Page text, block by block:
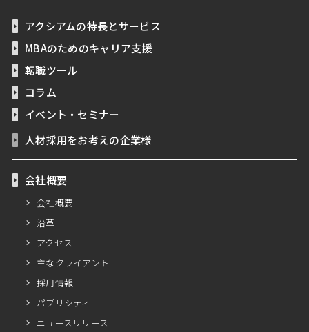
アクシアムの特長とサービス
MBAのためのキャリア支援
転職ツール
コラム
イベント・セミナー
人材採用をお考えの企業様
会社概要
会社概要
沿革
アクセス
主なクライアント
採用情報
パブリシティ
ニュースリリース